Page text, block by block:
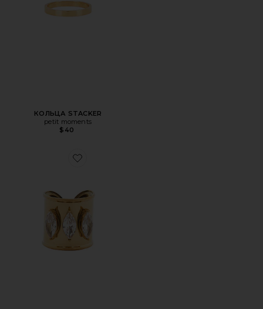
КОЛЬЦА STACKER
petit moments
$40
Favorite КОЛЬЦО ARIELLA